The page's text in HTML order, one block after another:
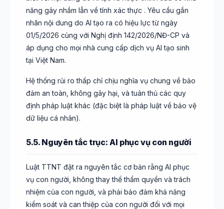
năng gây nhầm lẫn về tính xác thực . Yêu cầu gắn
nhãn nội dung do AI tạo ra có hiệu lực từ ngày
01/5/2026 cùng với Nghị định 142/2026/NĐ-CP và
áp dụng cho mọi nhà cung cấp dịch vụ AI tạo sinh
tại Việt Nam.
Hệ thống rủi ro thấp chỉ chịu nghĩa vụ chung về bảo
đảm an toàn, không gây hại, và tuân thủ các quy
định pháp luật khác (đặc biệt là pháp luật về bảo vệ
dữ liệu cá nhân).
5.5. Nguyên tắc trục: AI phục vụ con người
Luật TTNT đặt ra nguyên tắc cơ bản rằng AI phục
vụ con người, không thay thế thẩm quyền và trách
nhiệm của con người, và phải bảo đảm khả năng
kiểm soát và can thiệp của con người đối với mọi